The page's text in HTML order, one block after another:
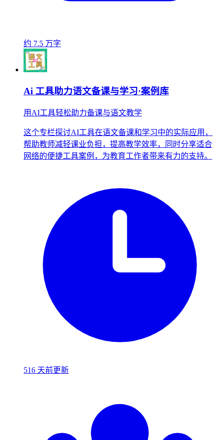
约 7.5 万字
Ai 工具助力语文备课与学习·案例库
用AI工具轻松助力备课与语文教学
这个专栏探讨AI工具在语文备课和学习中的实际应用，
帮助教师减轻课业负担，提高教学效率，同时分享适合
网络的便捷工具案例，为教育工作者带来有力的支持。
516 天前更新